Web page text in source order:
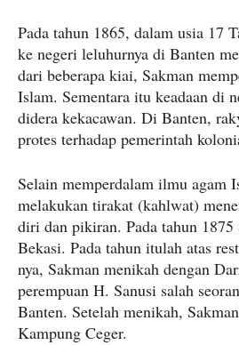
Pada tahun 1865, dalam usia 17
ke negeri leluhurnya di Banten
dari beberapa kiai, Sakman
Islam. Sementara itu keadaan di
didera kekacawan. Di Banten,
protes terhadap pemerintah
Selain memperdalam ilmu agam
melakukan tirakat (kahlwat)
diri dan pikiran. Pada tahun
Bekasi. Pada tahun itulah atas
nya, Sakman menikah dengan
perempuan H. Sanusi salah
Banten. Setelah menikah,
Kampung Ceger.